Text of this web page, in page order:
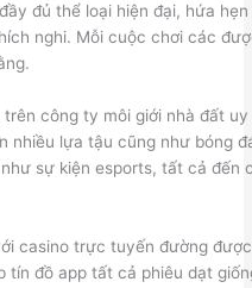
đủ thể loại hiện đại, hứa
nghi. Mỗi cuộc chơi các
công ty môi giới nhà đất
nhiều lựa tậu cũng như bóng
sự kiện esports, tất cả đến
casino trực tuyến đường
tín đồ app tất cả phiêu dạt